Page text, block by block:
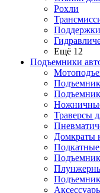
Рохли
Ещё 12
Подъемники
Траверсы
Домкраты